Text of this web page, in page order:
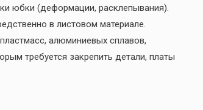
юбки (деформации, расклепывания).
в листовом материале.
алюминиевых сплавов,
требуется закрепить детали, платы